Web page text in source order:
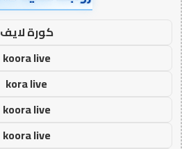
كورة لايف
koora live
kora live
koora live
koora live